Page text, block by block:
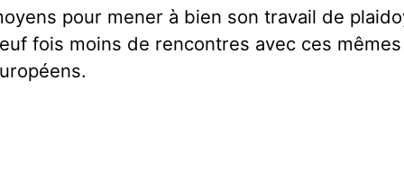
pour mener à bien son travail de
fois moins de rencontres avec ces